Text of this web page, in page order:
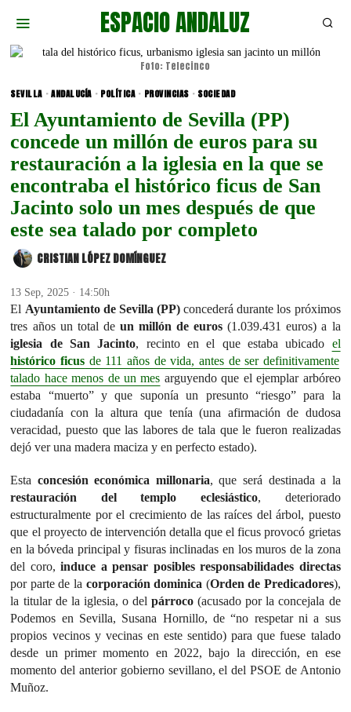
ESPACIO ANDALUZ
Foto: Telecinco
SEVILLA · ANDALUCÍA · POLÍTICA · PROVINCIAS · SOCIEDAD
El Ayuntamiento de Sevilla (PP)
concede un millón de euros para su
restauración a la iglesia en la que se
encontraba el histórico ficus de San
Jacinto solo un mes después de que
este sea talado por completo
CRISTIAN LÓPEZ DOMÍNGUEZ
13 Sep, 2025 · 14:50h
El Ayuntamiento de Sevilla (PP) concederá durante los próximos
tres años un total deun millón de euros (1.039.431 euros) a la
iglesia de San Jacinto, recinto en el que estaba ubicado el
histórico ficus de 111 años de vida, antes de ser definitivamente
talado hace menos de un mes arguyendo que el ejemplar arbóreo
estaba “muerto” y que suponía un presunto “riesgo” para la
ciudadanía con la altura que tenía (una afirmación de dudosa
veracidad, puesto que las labores de tala que le fueron realizadas
dejó ver una madera maciza y en perfecto estado).
Esta concesión económica millonaria, que será destinada a la
restauración del templo eclesiástico, deteriorado
estructuralmente por el crecimiento de las raíces del árbol, puesto
que el proyecto de intervención detalla que el ficus provocó grietas
en la bóveda principal y fisuras inclinadas en los muros de la zona
del coro,induce a pensar posibles responsabilidades directas
por parte de la corporación dominica (Orden de Predicadores),
la titular de la iglesia, o delpárroco (acusado por la concejala de
Podemos en Sevilla, Susana Hornillo, de “no respetar ni a sus
propios vecinos y vecinas en este sentido) para que fuese talado
desde un primer momento en 2022, bajo la dirección, en ese
momento del anterior gobierno sevillano, el del PSOE de Antonio
Muñoz.